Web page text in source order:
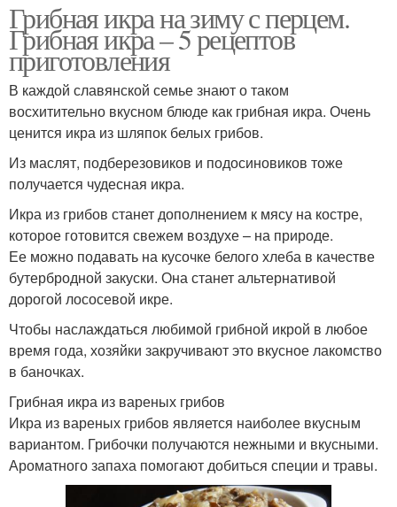
Грибная икра на зиму с перцем.
Грибная икра – 5 рецептов
приготовления
В каждой славянской семье знают о таком
восхитительно вкусном блюде как грибная икра. Очень
ценится икра из шляпок белых грибов.
Из маслят, подберезовиков и подосиновиков тоже
получается чудесная икра.
Икра из грибов станет дополнением к мясу на костре,
которое готовится свежем воздухе – на природе.
Ее можно подавать на кусочке белого хлеба в качестве
бутербродной закуски. Она станет альтернативой
дорогой лососевой икре.
Чтобы наслаждаться любимой грибной икрой в любое
время года, хозяйки закручивают это вкусное лакомство
в баночках.
Грибная икра из вареных грибов
Икра из вареных грибов является наиболее вкусным
вариантом. Грибочки получаются нежными и вкусными.
Ароматного запаха помогают добиться специи и травы.